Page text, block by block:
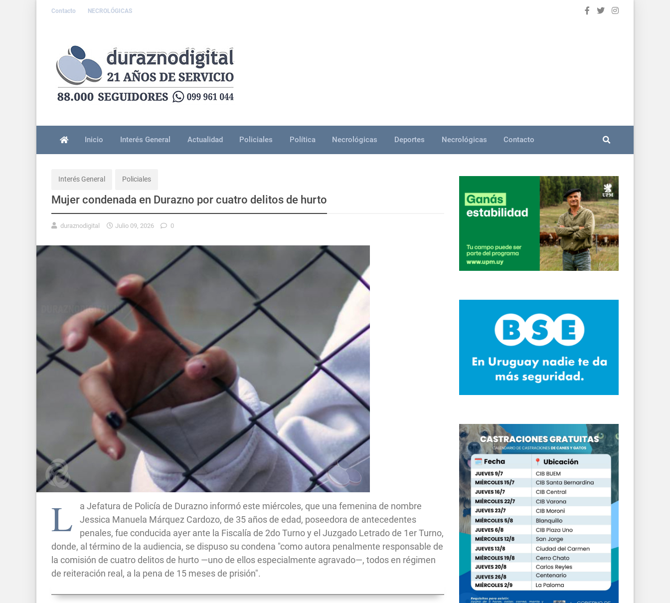
Contacto NECROLÓGICAS
Inicio Interés General Actualidad Policiales Política Necrológicas Deportes Necrológicas Contacto
Interés General Policiales
Mujer condenada en Durazno por cuatro delitos de hurto
duraznodigital Julio 09, 2026 0
L
a Jefatura de Policía de Durazno informó este miércoles, que una femenina de nombre
Jessica Manuela Márquez Cardozo, de 35 años de edad, poseedora de antecedentes
penales, fue conducida ayer ante la Fiscalía de 2do Turno y el Juzgado Letrado de 1er Turno,
donde, al término de la audiencia, se dispuso su condena "como autora penalmente responsable de
la comisión de cuatro delitos de hurto —uno de ellos especialmente agravado—, todos en régimen
de reiteración real, a la pena de 15 meses de prisión".